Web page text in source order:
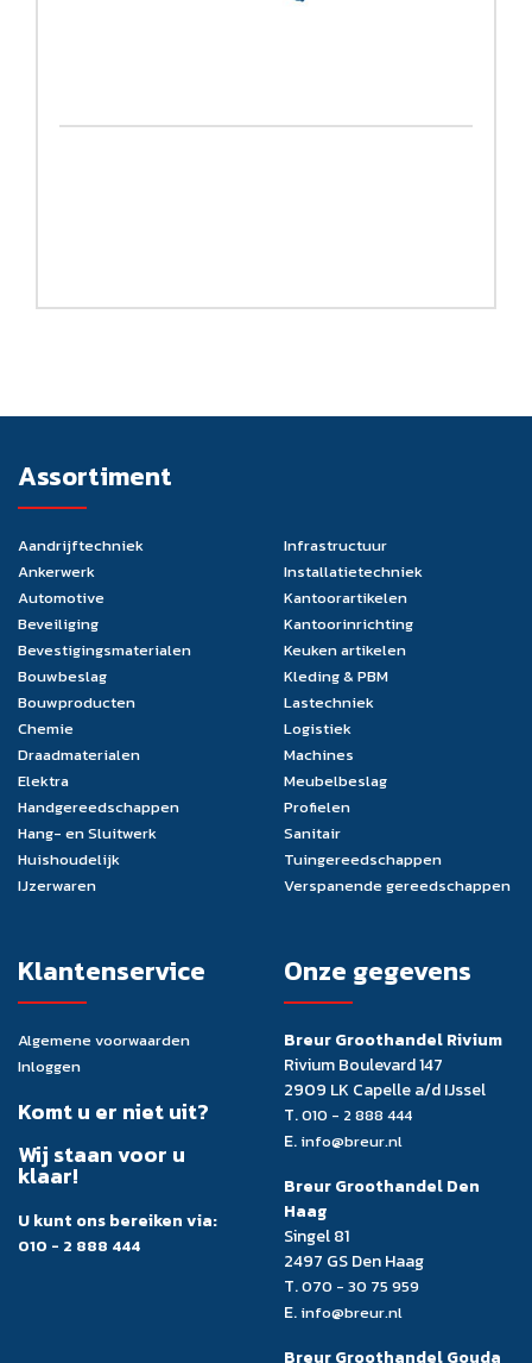
Assortiment
Aandrijftechniek
Ankerwerk
Automotive
Beveiliging
Bevestigingsmaterialen
Bouwbeslag
Bouwproducten
Chemie
Draadmaterialen
Elektra
Handgereedschappen
Hang- en Sluitwerk
Huishoudelijk
IJzerwaren
Infrastructuur
Installatietechniek
Kantoorartikelen
Kantoorinrichting
Keuken artikelen
Kleding & PBM
Lastechniek
Logistiek
Machines
Meubelbeslag
Profielen
Sanitair
Tuingereedschappen
Verspanende gereedschappen
Klantenservice
Algemene voorwaarden
Inloggen
Komt u er niet uit?
Wij staan voor u
klaar!
U kunt ons bereiken via:
010 - 2 888 444
Onze gegevens
Breur Groothandel Rivium
Rivium Boulevard 147
2909 LK Capelle a/d IJssel
T.010 - 2 888 444
E. info@breur.nl
Breur Groothandel Den
Haag
Singel 81
2497 GS Den Haag
T.070 - 30 75 959
E. info@breur.nl
Breur Groothandel Gouda